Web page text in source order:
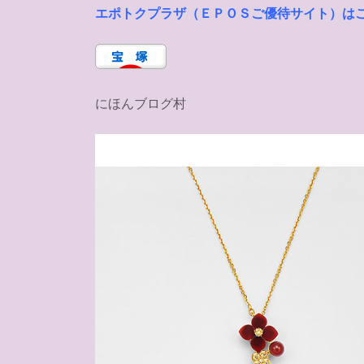
エポトクプラザ（ＥＰＯＳご優待サイト）は
にほんブログ村